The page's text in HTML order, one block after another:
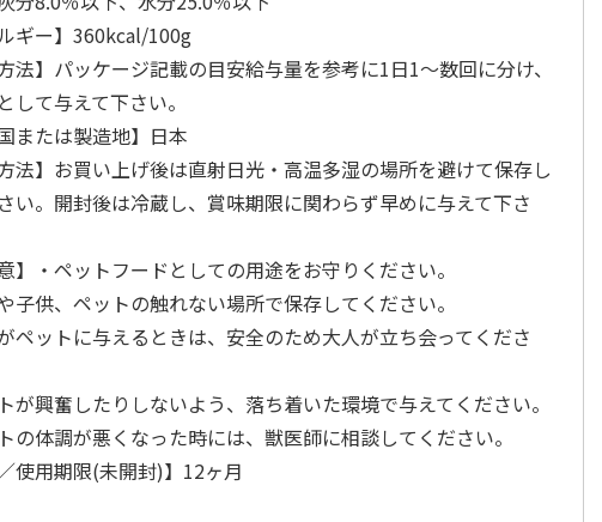
獣医師開発 ニオイ
レー
1,550円
(送料別・税込)
デオトイレ 飛び散
1,320円
(送料別・税込)
銀のスプーン パウ
おに…
120円
(送料別・税込)
無添加良品 カムカ
ルギー】360kcal/100g
方法】パッケージ記載の目安給与量を参考に1日1～数回に分け、
して与えて下さい。
または製造地】日本
方法】お買い上げ後は直射日光・高温多湿の場所を避けて保存し
い。開封後は冷蔵し、賞味期限に関わらず早めに与えて下さ
】・ペットフードとしての用途をお守りください。
子供、ペットの触れない場所で保存してください。
ペットに与えるときは、安全のため大人が立ち会ってくださ
が興奮したりしないよう、落ち着いた環境で与えてください。
の体調が悪くなった時には、獣医師に相談してください。
／使用期限(未開封)】12ヶ月